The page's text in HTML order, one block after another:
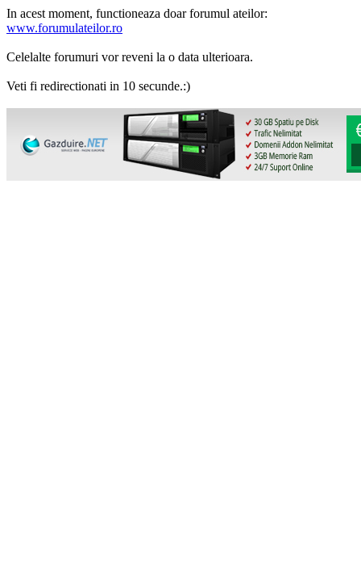
In acest moment, functioneaza doar forumul ateilor:
www.forumulateilor.ro
Celelalte forumuri vor reveni la o data ulterioara.
Veti fi redirectionati in 10 secunde.:)